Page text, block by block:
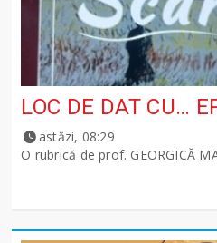
LOC DE DAT CU…
astăzi, 08:29
O rubrică de prof. GEORGICĂ